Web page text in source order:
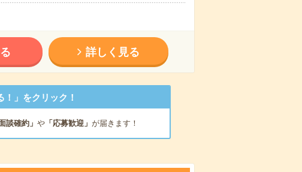
詳しく見る
」をクリック！
談確約」 や「応募歓迎」 が届きます！